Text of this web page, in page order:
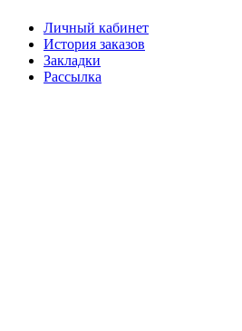
Личный кабинет
История заказов
Закладки
Рассылка